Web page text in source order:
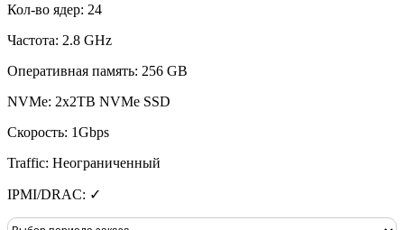
Кол-во ядер: 24
Частота: 2.8 GHz
Оперативная память: 256 GB
NVMe: 2x2TB NVMe SSD
Скорость: 1Gbps
Traffic: Неограниченный
IPMI/DRAC: ✓